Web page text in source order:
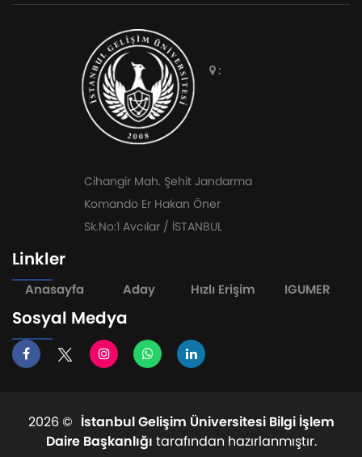
:
Cihangir Mah. Şehit Jandarma
Komando Er Hakan Öner
Sk.No:1 Avcılar / İSTANBUL
Linkler
Anasayfa Aday Hızlı Erişim IGUMER
Sosyal Medya
2026 © İstanbul Gelişim Üniversitesi Bilgi İşlem
Daire Başkanlığı tarafından hazırlanmıştır.